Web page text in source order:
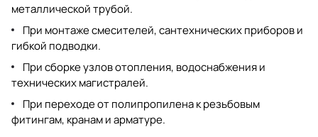
металлической трубой.
При монтаже смесителей, сантехнических приборов и
гибкой подводки.
При сборке узлов отопления, водоснабжения и
технических магистралей.
При переходе от полипропилена к резьбовым
фитингам, кранам и арматуре.